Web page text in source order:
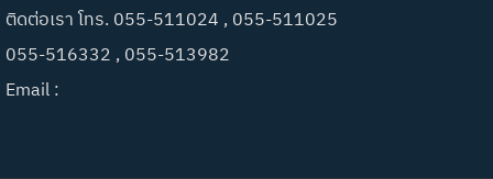
ติดต่อเรา โทร. 055-511024 , 055-511025
055-516332 , 055-513982
Email :